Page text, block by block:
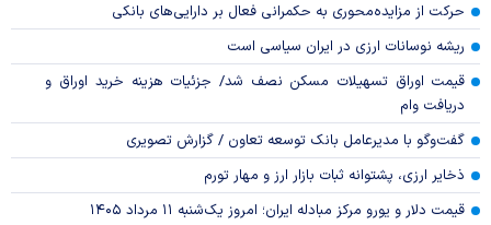
حرکت از مزایده‌محوری به حکمرانی فعال بر دارایی‌های بانکی
ریشه نوسانات ارزی در ایران سیاسی است
قیمت اوراق تسهیلات مسکن نصف شد/ جزئیات هزینه خرید اوراق و
دریافت وام
گفت‌وگو با مدیرعامل بانک توسعه تعاون / گزارش تصویری
ذخایر ارزی، پشتوانه ثبات بازار ارز و مهار تورم
قیمت دلار و یورو مرکز مبادله ایران؛ امروز یک‌شنبه ۱۱ مرداد ۱۴۰۵